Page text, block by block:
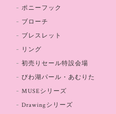
ポニーフック
ブローチ
ブレスレット
リング
初売りセール特設会場
びわ湖パール・あむりた
MUSEシリーズ
Drawingシリーズ